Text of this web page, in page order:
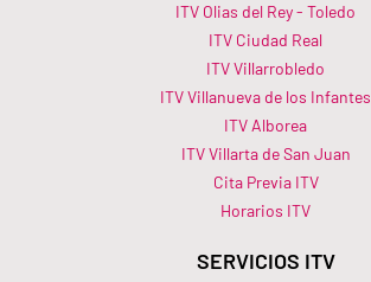
ITV Olias del Rey - Toledo
ITV Ciudad Real
ITV Villarrobledo
ITV Villanueva de los Infantes
ITV Alborea
ITV Villarta de San Juan
Cita Previa ITV
Horarios ITV​
SERVICIOS ITV